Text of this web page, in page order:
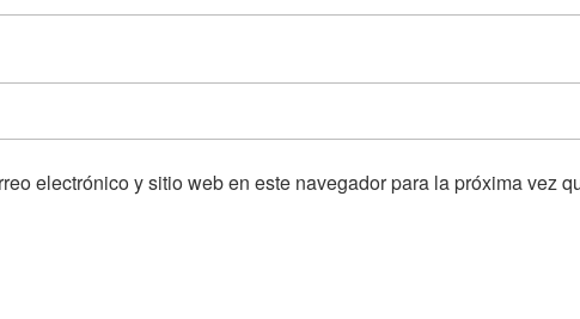
electrónico y sitio web en este navegador para la próxima vez